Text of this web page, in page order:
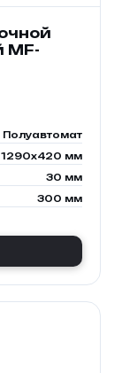
MF-
Полуавтомат
1290x420 мм
30 мм
300 мм